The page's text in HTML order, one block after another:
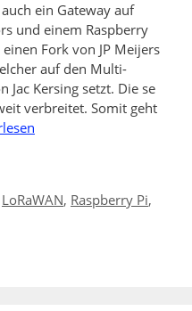
ein Gateway auf
und einem Raspberry
Fork von JP Meijers
auf den Multi-
Jac Kersing setzt. Die se
verbreitet. Somit geht
LoRaWAN, Raspberry Pi,